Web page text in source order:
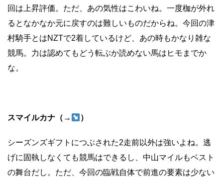
回は上昇評価。ただ、あの気性はこわいね。一度枷が外れ
るとなかなか元に戻すのは難しいものだからね。今回の津
村騎手とはNZTで2着しているけど、あの時もかなり雑な
競馬。力は認めてもどう転ぶか読めない馬はヒモまでか
な。
スマイルカナ（→ ）
シーズンズギフトにつぶされた2走前以外は強いよね。逃
げに固執しなくても競馬はできるし、中山マイルもベスト
の舞台だし。ただ、今回の臨戦自体で前進の要素は少ない